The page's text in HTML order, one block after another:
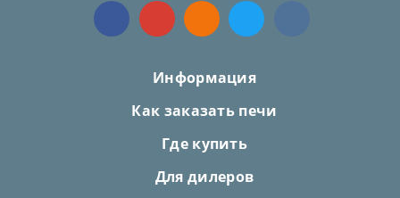
Информация
Как заказать печи
Где купить
Для дилеров